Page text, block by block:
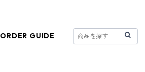
ORDER GUIDE